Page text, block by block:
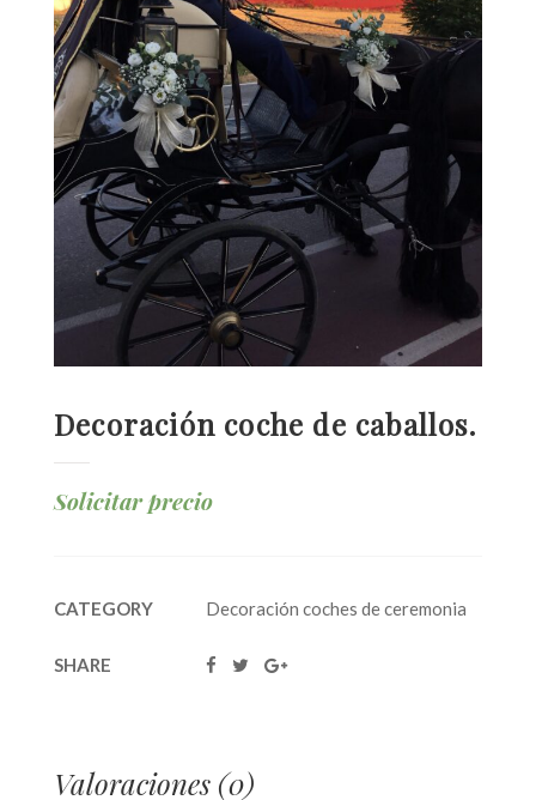
Decoración coche de caballos.
Solicitar precio
CATEGORY Decoración coches de ceremonia
SHARE
Valoraciones (0)